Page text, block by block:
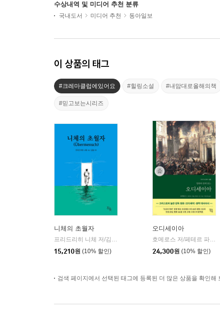
수상내역 및 미디어 추천 분류
국내도서 미디어 추천 동아일보
이 상품의 태그
#크레마클럽에있어요 #힐링소설 #내맘대로올해의책
#믿고보는시리즈
니체의 초월자
프리드리히 니체 저/김철 편역
15,210원 (10% 할인)
오디세이아
호메로스 저/페테르 파울 루벤스 그림/박문재 역
24,300원 (10% 할인)
검색 페이지에서 선택된 태그에 등록된 더 많은 상품을 확인해